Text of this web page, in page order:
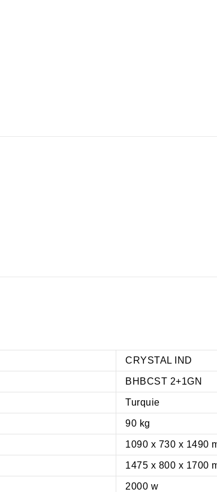
CRYSTAL IND
BHBCST 2+1GN
Turquie
90 kg
1090 x 730 x 1490
1475 x 800 x 1700
2000 w